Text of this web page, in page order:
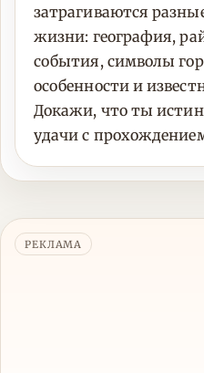
затрагиваются
жизни: география,
события, символы
особенности и
Докажи, что ты
удачи с
РЕКЛАМА